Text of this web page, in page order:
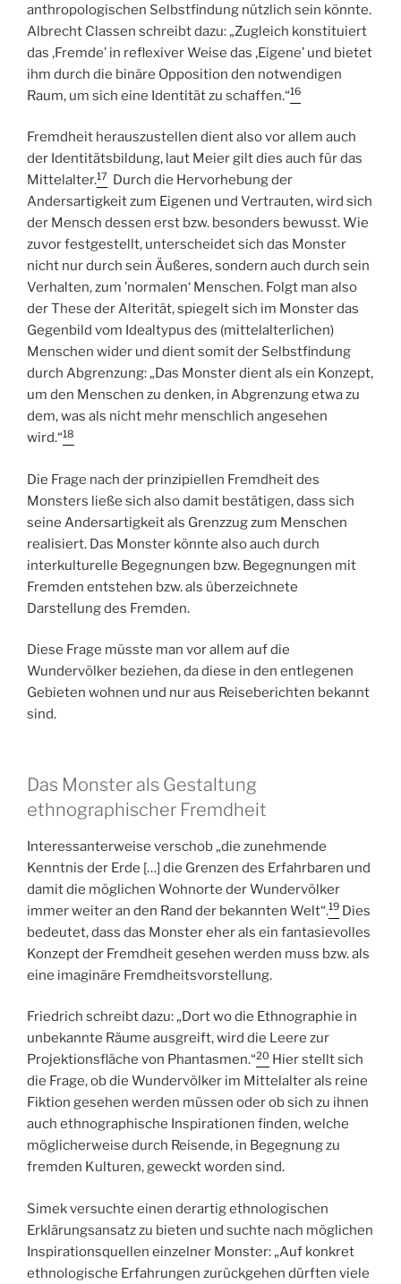
anthropologischen Selbstfindung nützlich sein könnte.
Albrecht Classen schreibt dazu: „Zugleich konstituiert
das ‚Fremde’ in reflexiver Weise das ‚Eigene’ und bietet
ihm durch die binäre Opposition den notwendigen
Raum, um sich eine Identität zu schaffen.“16
Fremdheit herauszustellen dient also vor allem auch
der Identitätsbildung, laut Meier gilt dies auch für das
Mittelalter.17 Durch die Hervorhebung der
Andersartigkeit zum Eigenen und Vertrauten, wird sich
der Mensch dessen erst bzw. besonders bewusst. Wie
zuvor festgestellt, unterscheidet sich das Monster
nicht nur durch sein Äußeres, sondern auch durch sein
Verhalten, zum ’normalen‘ Menschen. Folgt man also
der These der Alterität, spiegelt sich im Monster das
Gegenbild vom Idealtypus des (mittelalterlichen)
Menschen wider und dient somit der Selbstfindung
durch Abgrenzung: „Das Monster dient als ein Konzept,
um den Menschen zu denken, in Abgrenzung etwa zu
dem, was als nicht mehr menschlich angesehen
wird.“18
Die Frage nach der prinzipiellen Fremdheit des
Monsters ließe sich also damit bestätigen, dass sich
seine Andersartigkeit als Grenzzug zum Menschen
realisiert. Das Monster könnte also auch durch
interkulturelle Begegnungen bzw. Begegnungen mit
Fremden entstehen bzw. als überzeichnete
Darstellung des Fremden.
Diese Frage müsste man vor allem auf die
Wundervölker beziehen, da diese in den entlegenen
Gebieten wohnen und nur aus Reiseberichten bekannt
sind.
Das Monster als Gestaltung
ethnographischer Fremdheit
Interessanterweise verschob „die zunehmende
Kenntnis der Erde […] die Grenzen des Erfahrbaren und
damit die möglichen Wohnorte der Wundervölker
immer weiter an den Rand der bekannten Welt“.19 Dies
bedeutet, dass das Monster eher als ein fantasievolles
Konzept der Fremdheit gesehen werden muss bzw. als
eine imaginäre Fremdheitsvorstellung.
Friedrich schreibt dazu: „Dort wo die Ethnographie in
unbekannte Räume ausgreift, wird die Leere zur
Projektionsfläche von Phantasmen.“20 Hier stellt sich
die Frage, ob die Wundervölker im Mittelalter als reine
Fiktion gesehen werden müssen oder ob sich zu ihnen
auch ethnographische Inspirationen finden, welche
möglicherweise durch Reisende, in Begegnung zu
fremden Kulturen, geweckt worden sind.
Simek versuchte einen derartig ethnologischen
Erklärungsansatz zu bieten und suchte nach möglichen
Inspirationsquellen einzelner Monster: „Auf konkret
ethnologische Erfahrungen zurückgehen dürften viele